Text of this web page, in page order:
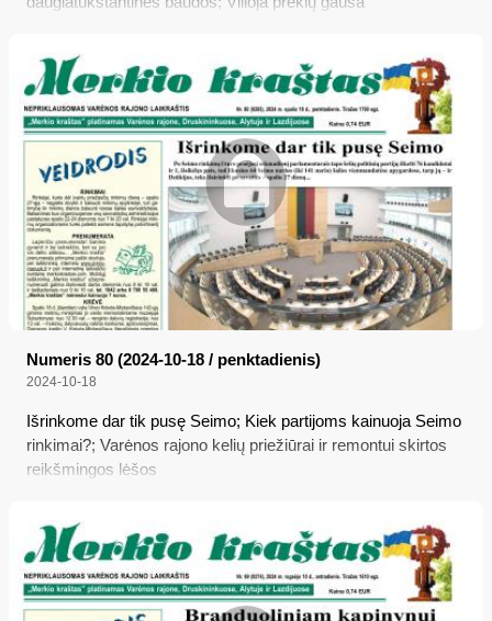
Numeris 80 (2024-10-18 / penktadienis)
2024-10-18
Išrinkome dar tik pusę Seimo; Kiek partijoms kainuoja Seimo
rinkimai?; Varėnos rajono kelių priežiūrai ir remontui skirtos
reikšmingos lėšos